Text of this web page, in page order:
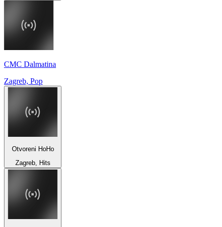
CMC Dalmatina
Zagreb, Pop
Otvoreni HoHo
Zagreb, Hits